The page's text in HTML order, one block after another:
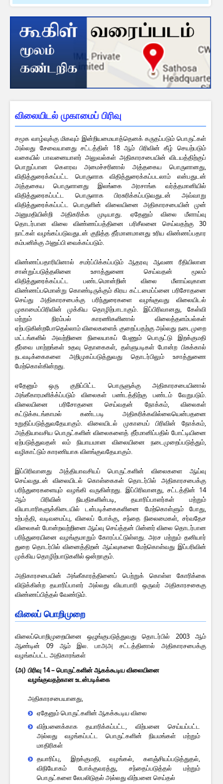
விலையிடல் முகாமைப் பிரிவு
சமூக வாழ்வுக்கு மிகவும் இன்றியமையாத்தெனக் கருதப்படும் பொருட்கள்
அல்லது சேவையானது சட்டத்தின் 18 ஆம் பிரிவின் கீழ் செயற்படும்
வகையில் பாவனையாளர் அலுவல்கள் அதிகாரசபையின் விடயத்திற்குப்
பொறுப்பான கௌரவ அமைச்சரினால் அத்தகைய பொருளானது,
விதித்துரைக்கப்பட்ட பொருளாக விதித்துரைக்கப்படலாம் என்பதுடன்
அத்தகைய பொருளானது இலங்கை அரசாங்க வர்த்தமானியில்
விதித்துரைகப்பட்ட பொருளாக பிரசுரிக்கப்படுவதுடன் அவ்வாறு
விதித்துரைக்கப்பட்ட பொருளின் விலையினை அதிகாரசபையின் முன்
அனுமதியின்றி அதிகரிக்க முடியாது. ஏதேனும் விலை மீளாய்வு
தொடர்பான விலை விண்ணப்பத்தினை பரிசீலனை செய்வதற்கு 30
நாட்கள் வழங்கப்படுவதுடன் குநித்த தீர்மானமானது உரிய விண்ணப்பதார
கம்பனிக்கு அனுப்பி வைக்கப்படும்.
விண்ணப்பதாரியினால் சமர்ப்பிக்கப்படும் ஆதரவு ஆவண ரீதியிலான
சான்றுப்படுத்தலினை உசாத்துணை செய்வதன் மூலம்
விதித்துரைக்கப்பட்ட பண்டமொன்றின் விலை மீளாய்வுகான
விண்ணப்பமொன்று கொண்டிருக்கும் கிரய கட்டமைப்ப்னை பரிசோதனை
செய்து அதிகாரசபைக்கு பரிந்துரைகளை வழங்குவது விலையிடல்
முகாமைப்பிரிவின் முக்கிய தொழிற்பாடாகும். இப்பிரிவானது, கேள்வி
மற்றும் நிரம்பல் காரணிகளினால் விலைத்தளம்பல்கள்
ஏற்படுகின்றபோதெல்லாம் விலைகளைக் குறைப்பதற்கு அல்லது நடைமுறை
மட்டங்களில் அவற்றினை நிலையாகப் பேணும் பொருட்டு இறக்குமதி
தீர்வை மாற்றங்கள் உதவு தொகைகள், தள்ளுபடிகள் போன்ற பிசுக்கால்
நடவடிக்கைகளை அறிமுகப்படுத்துவது தொடர்பிலும் உசாத்துணை
மேற்கொள்கின்றது.
ஏதேனும் ஒரு குறிப்பிட்ட பொருளுக்கு அதிகாரசபையினால்
அங்கீகாரமளிக்க்ப்படும் விலைகள் பண்டத்திற்கு பண்டம் வேறுபடும்.
விலையினை பரிசோதனை செய்வதன் நோக்கம், விலைகள்
கட்டுக்கடங்காமல் கண்டபடி அதிகரிக்கவில்லையென்பதனை
உறுதிப்படுத்துவதேயாகும். விலையிடல் முகாமைப் பிரிவின் நோக்கம்,
அத்தியாவசிய பொருட்களின் விலைகளைத் தீர்மானிப்பதில் போட்டியினை
ஏற்படுத்துவதன் லம் நியாயமான விலையினை நடைமுறைப்படுத்தும்,
வழிகாட்டும் காரணியாக விளங்குவதேயாகும்.
இப்பிரிவானது அத்தியாவசியப் பொருட்களின் விலைகளை ஆய்வு
செய்வதுடன் விலையிடல் கொள்கைகள் தொடர்பில் அதிகாரசபைக்கு
பரிந்துரைகளையும் வழங்கி வருகின்றது. இப்பிரிவானது, சட்டத்தின் 14
ஆம் பிரிவின் நியதிகளின்படி, தயாரிப்பாளர்கள் மற்றும்
வியாபாரிகளுக்கிடையில் டன்படிக்கைகளினை மேற்கொள்ளும் போது,
உற்பத்தி, வடிவமைப்பு, விலைப் போக்கு, சந்தை நிலைமைகள், சர்வதேச
விலைகள் போன்றவற்றினை ஆய்வு செய்த்தன் பின்னர் விலை தொடர்பான
பரிந்துரையினை வழங்குமாறும் கோரப்பட்டுள்ளது. அரச மற்றும் தனியார்
துறை தொடர்பில் வினைத்திறன் ஆய்வுகளை மேற்கொள்வது இப்பரிவின்
முக்கிய தொழிற்பாடுகளில் ஒன்றாகும்.
அதிகாரசபையின் அங்கீகாரத்தினைப் பெற்றுக் கொள்ள கோரிக்கை
விடுக்கின்ற தயாரிப்பாளர் அல்லது வியாபாரி ஒருவர் அதிகாரசகைகு
விண்ணப்பித்தல் வேண்டும்.
விலைப் பொறிமுறை
விலைப்பொறிமுறையினை ஒழுங்குபடுத்துவது தொடர்பில் 2003 ஆம்
ஆண்டின் 09 ஆம் இல. பாஅஅ சட்டத்தினால் அதிகாரசபைக்கு
வழங்கப்பட்ட அதிகாரங்கள்
(அ) பிரிவு 14 – பொருட்களின் ஆகக்கூடிய விலையினை
வழங்குவதற்கான உடன்படிக்கை
அதிகாரசபையானது,
ஏதேனும் பொருட்களின் ஆகக்கூடிய விலை
விற்பனைக்காக தயாரிக்கப்பட்ட, விற்பனை செய்யப்பட்ட
அல்லது வழங்கப்பட்ட பொருட்களின் நியமங்கள் மற்றும்
மாதிரிகள்
தயாரிப்பு, இறக்குமதி, வழங்கல், களஞ்சியப்படுத்துதல்,
விநியோகம் போக்குவரத்து, சந்தைப்படுத்தல் மற்றும்
பொருட்களை லேபலிடுதல் அல்லது விற்பனை செய்தல்